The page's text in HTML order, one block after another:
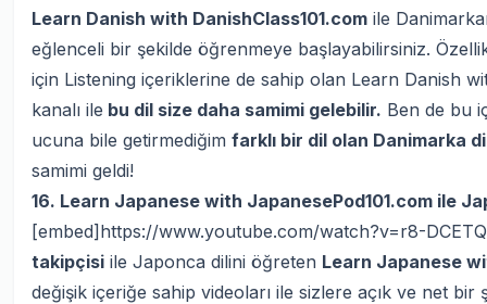
Learn Danish with DanishClass101.com ile
eğlenceli bir şekilde öğrenmeye başlayabilirsiniz.
için Listening içeriklerine de sahip olan Learn Danish
kanalı ile bu dil size daha samimi gelebilir. Ben de bu
ucuna bile getirmediğim farklı bir dil olan Danimarka
samimi geldi!
16. Learn Japanese with JapanesePod101.com ile
[embed]https://www.youtube.com/watch?v=r8-
takipçisi ile Japonca dilini öğreten Learn Japanese
değişik içeriğe sahip videoları ile sizlere açık ve net